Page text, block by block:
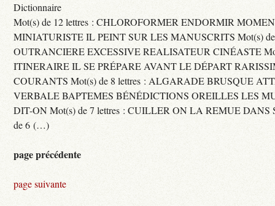
Dictionnaire
Mot(s) de 12 lettres : CHLOROFORMER ENDORMIR
MINIATURISTE IL PEINT SUR LES MANUSCRITS Mot(s) de
OUTRANCIERE EXCESSIVE REALISATEUR CINÉASTE
ITINERAIRE IL SE PRÉPARE AVANT LE DÉPART
COURANTS Mot(s) de 8 lettres : ALGARADE BRUSQUE
VERBALE BAPTEMES BÉNÉDICTIONS OREILLES LES
DIT-ON Mot(s) de 7 lettres : CUILLER ON LA REMUE DANS
de 6 (…)
page précédente
page suivante